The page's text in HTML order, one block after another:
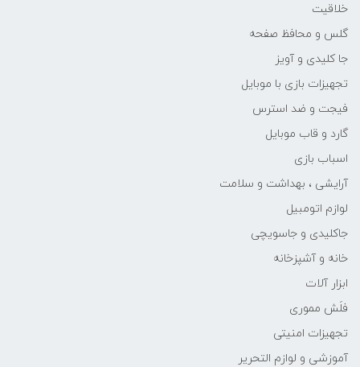
خلاقیت
گلس و محافظ صفحه
جا کلیدی و آویز
تجهیزات بازی با موبایل
فیجت و ضد استرس
گارد و قاب موبایل
اسباب بازی
آرایشی ، بهداشت و سلامت
لوازم اتومبیل
جاکلیدی و جاسویچی
خانه و آشپزخانه
ابزار آلات
فلَش مموری
تجهیزات امنیتی
آموزشی و لوازم التحریر